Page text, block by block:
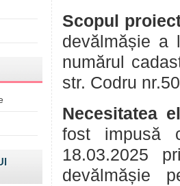
Scopul
devălmășie
numărul
str. Codru
Necesitatea
fost impusă
18.03.2025
devălmășie